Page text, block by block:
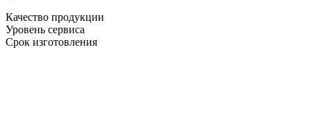
Качество продукции
Уровень сервиса
Срок изготовления